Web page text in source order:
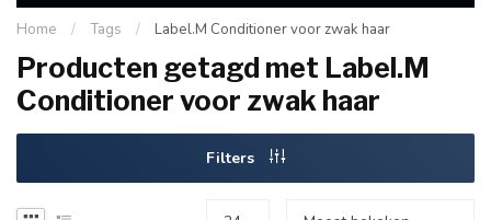
Home / Tags / Label.M Conditioner voor zwak haar
Producten getagd met Label.M
Conditioner voor zwak haar
Filters